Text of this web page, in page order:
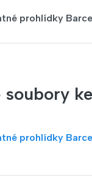
prohlídky
soubory
prohlídky